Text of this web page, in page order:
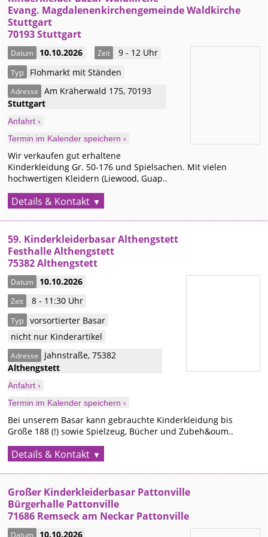
Evang. Magdalenenkirchengemeinde Waldkirche
Stuttgart
70193 Stuttgart
Datum 10.10.2026 Zeit 9 - 12 Uhr
Typ Flohmarkt mit Ständen
Adresse Am Kräherwald 175,70193
Stuttgart
Anfahrt ›
Termin im Kalender speichern ›
Wir verkaufen gut erhaltene
Kinderkleidung Gr. 50-176 und Spielsachen. Mit vielen
hochwertigen Kleidern (Liewood, Guap..
Details & Kontakt
59. Kinderkleiderbasar Althengstett
Festhalle Althengstett
75382 Althengstett
Datum 10.10.2026
Zeit 8 - 11:30 Uhr
Typ vorsortierter Basar
nicht nur Kinderartikel
Adresse Jahnstraße,75382
Althengstett
Anfahrt ›
Termin im Kalender speichern ›
Bei unserem Basar kann gebrauchte Kinderkleidung bis
Größe 188 (!) sowie Spielzeug, Bücher und Zubeh&oum..
Details & Kontakt
Großer Kinderkleiderbasar Pattonville
Bürgerhalle Pattonville
71686 Remseck am Neckar Pattonville
10.10.2026